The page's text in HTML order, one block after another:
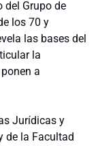
del Grupo de
los 70 y
las bases del
la
a
Jurídicas y
de la Facultad